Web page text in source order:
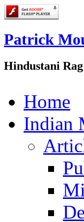
Patrick
Hindustani
Home
Indian